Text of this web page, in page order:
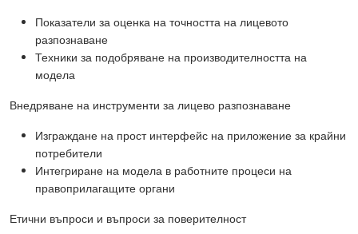
Показатели за оценка на точността на лицевото
разпознаване
Техники за подобряване на производителността на
модела
Внедряване на инструменти за лицево разпознаване
Изграждане на прост интерфейс на приложение за крайни
потребители
Интегриране на модела в работните процеси на
правоприлагащите органи
Етични въпроси и въпроси за поверителност